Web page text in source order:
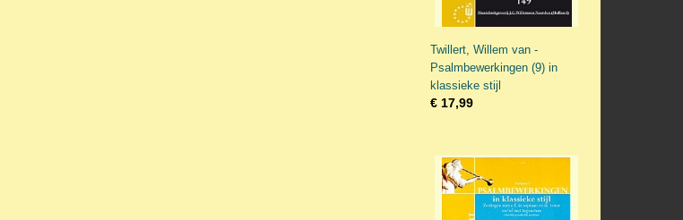
Twillert, Willem van -
Psalmbewerkingen (9) in
klassieke stijl
€ 17,99